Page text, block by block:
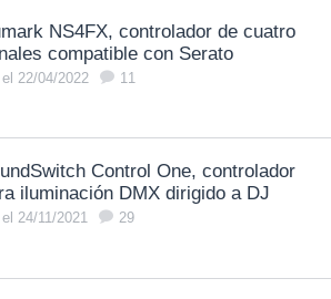
NS4FX, controlador de cuatro
compatible con Serato
el 22/04/2022 11
Control One, controlador
iluminación DMX dirigido a DJ
el 24/11/2021 29